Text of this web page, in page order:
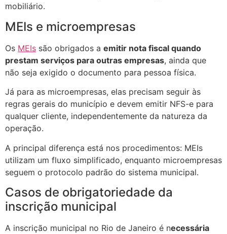
mobiliário.
MEIs e microempresas
Os MEIs são obrigados a emitir nota fiscal quando
prestam serviços para outras empresas, ainda que
não seja exigido o documento para pessoa física.
Já para as microempresas, elas precisam seguir às
regras gerais do município e devem emitir NFS-e para
qualquer cliente, independentemente da natureza da
operação.
A principal diferença está nos procedimentos: MEIs
utilizam um fluxo simplificado, enquanto microempresas
seguem o protocolo padrão do sistema municipal.
Casos de obrigatoriedade da
inscrição municipal
A inscrição municipal no Rio de Janeiro é necessária